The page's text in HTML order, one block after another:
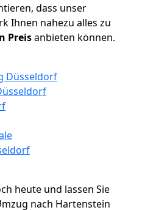
dass unser
Ihnen nahezu alles zu
Preisanbieten können.
Düsseldorf
heute und lassen Sie
nach Hartenstein